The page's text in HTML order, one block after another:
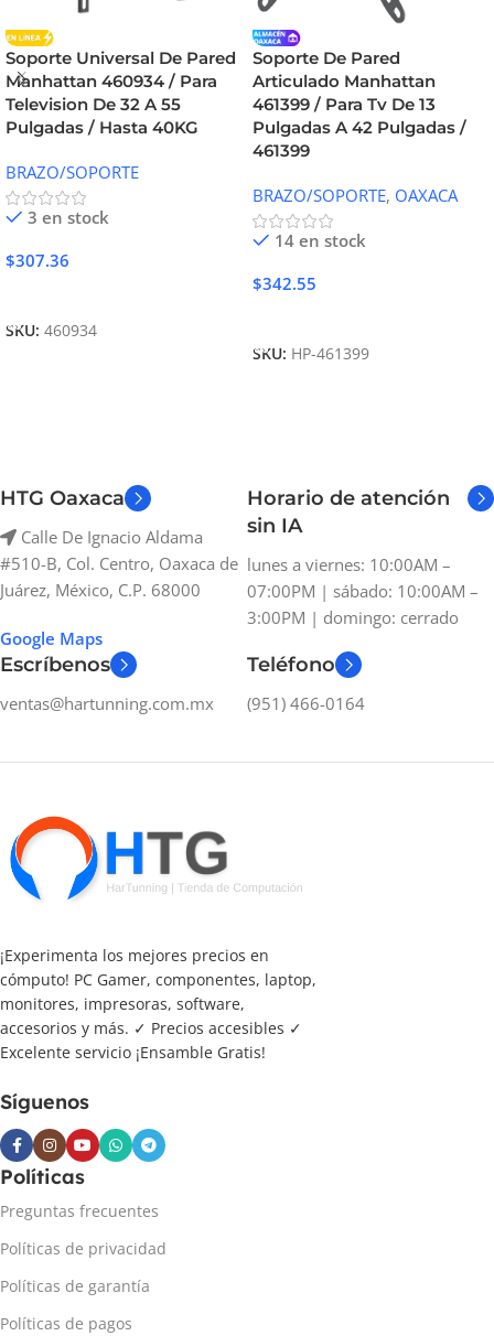
Soporte Universal De Pared
Manhattan 460934 / Para
Television De 32 A 55
Pulgadas / Hasta 40KG
BRAZO/SOPORTE
3 en stock
$307.36
SKU: 460934
Soporte De Pared
Articulado Manhattan
461399 / Para Tv De 13
Pulgadas A 42 Pulgadas /
461399
BRAZO/SOPORTE, OAXACA
14 en stock
$342.55
SKU: HP-461399
HTG Oaxaca
Calle De Ignacio Aldama
#510-B, Col. Centro, Oaxaca de
Juárez, México, C.P. 68000
Google Maps
Horario de atención
sin IA
lunes a viernes: 10:00AM –
07:00PM | sábado: 10:00AM –
3:00PM | domingo: cerrado
Escríbenos
ventas@hartunning.com.mx
Teléfono
(951) 466-0164
¡Experimenta los mejores precios en
cómputo! PC Gamer, componentes, laptop,
monitores, impresoras, software,
accesorios y más. ✓ Precios accesibles ✓
Excelente servicio ¡Ensamble Gratis!
Síguenos
Políticas
Preguntas frecuentes
Políticas de privacidad
Políticas de garantía
Políticas de pagos